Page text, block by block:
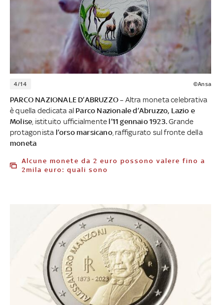
4/14 ©Ansa
PARCO NAZIONALE D’ABRUZZO – Altra moneta celebrativa
è quella dedicata al Parco Nazionale d’Abruzzo, Lazio e
Molise , istituito ufficialmente l’11 gennaio 1923.Grande
protagonista l’orso marsicano, raffigurato sul fronte della
moneta
Alcune monete da 2 euro possono valere fino a
2mila euro: quali sono